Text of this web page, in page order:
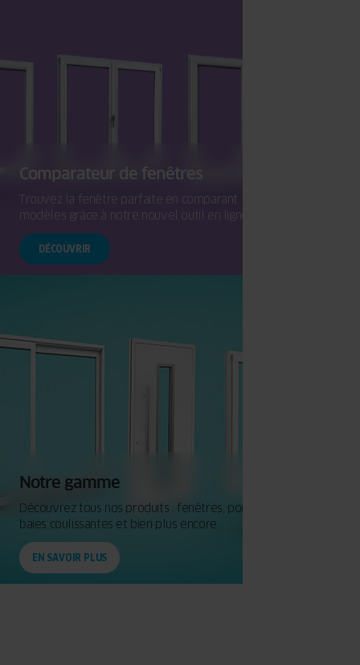
Comparateur de fenêtres
Trouvez la fenêtre parfaite en comparant facilement les
modèles grâce à notre nouvel outil en ligne.
DÉCOUVRIR
Notre gamme
Découvrez tous nos produits : fenêtres, portes d’entrée,
baies coulissantes et bien plus encore.
EN SAVOIR PLUS